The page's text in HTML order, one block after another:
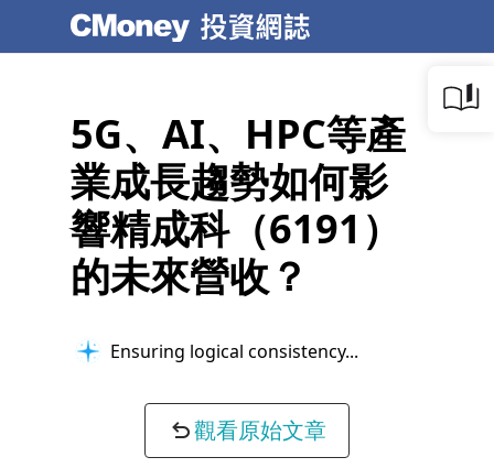
5G、AI、HPC等產
業成長趨勢如何影
響精成科（6191）
的未來營收？
Ensuring logical consistency...
觀看原始文章